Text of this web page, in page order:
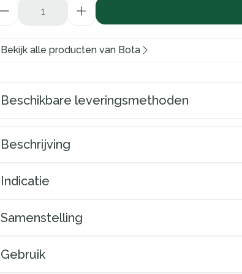
Bekijk alle producten van Bota
Beschikbare leveringsmethoden
Beschrijving
Indicatie
Samenstelling
Gebruik